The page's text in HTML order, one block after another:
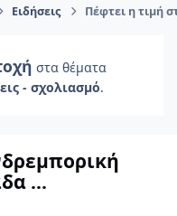
Ειδήσεις Πέφτει η τιμή
στα θέματα
- σχολιασμό.
…